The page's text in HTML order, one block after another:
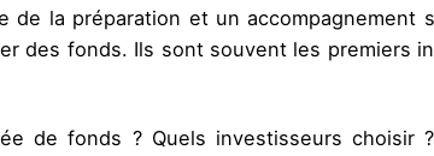
la préparation et un accompagnement
des fonds. Ils sont souvent les premiers
de fonds ? Quels investisseurs choisir